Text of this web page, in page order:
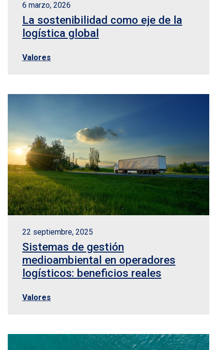
de aduanas
6 marzo, 2026
La sostenibilidad como eje de la
logística global
Valores
22 septiembre, 2025
Sistemas de gestión
medioambiental en operadores
logísticos: beneficios reales
Valores